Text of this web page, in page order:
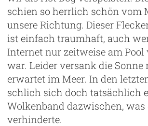
schien so herrlich schön vom
unsere Richtung. Dieser
ist einfach traumhaft, auch
Internet nur zeitweise am Pool
war. Leider versank die
erwartet im Meer. In den
schlich sich doch tatsächlich
Wolkenband dazwischen, was
verhinderte.